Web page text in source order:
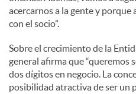
l
e
acercarnos a la gente y porque
con el socio”.
Sobre el crecimiento de la
general afirma que “queremos
dos dígitos en negocio. La
posibilidad atractiva de ser un